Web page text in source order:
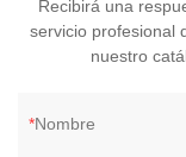
Recibirá una
servicio profesional
nuestro
Nombre